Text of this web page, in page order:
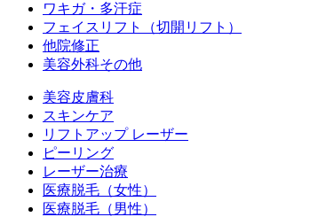
ワキガ・多汗症
フェイスリフト（切開リフト）
他院修正
美容外科その他
美容皮膚科
スキンケア
リフトアップ レーザー
ピーリング
レーザー治療
医療脱毛（女性）
医療脱毛（男性）